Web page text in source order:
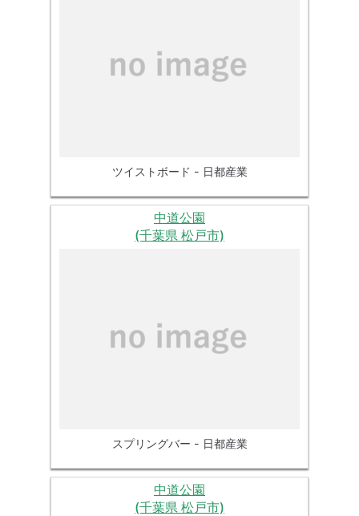
ツイストボード - 日都産業
中道公園
(千葉県 松戸市)
スプリングバー - 日都産業
中道公園
(千葉県 松戸市)